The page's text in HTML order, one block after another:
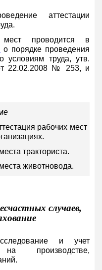
аттестации
мест проводится в
о порядке проведения
условиям труда, утв.
22.02.2008 № 253, и
рабочих мест
тракториста.
животновода.
случаев,
и учет
производстве,